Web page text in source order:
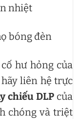
nhiệt
bóng đèn
hư hỏng của
liên hệ trực
chiếu DLPcủa
chóng và triệt